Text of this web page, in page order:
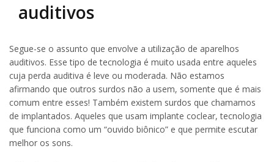
auditivos
Segue-se o assunto que envolve a utilização de aparelhos
auditivos. Esse tipo de tecnologia é muito usada entre aqueles
cuja perda auditiva é leve ou moderada. Não estamos
afirmando que outros surdos não a usem, somente que é mais
comum entre esses! Também existem surdos que chamamos
de implantados. Aqueles que usam implante coclear, tecnologia
que funciona como um “ouvido biônico” e que permite escutar
melhor os sons.